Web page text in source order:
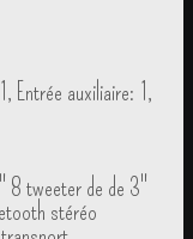
Entrée auxiliaire: 1,
8 tweeter de de 3"
stéréo